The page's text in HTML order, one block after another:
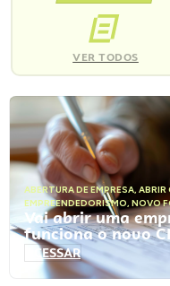
VER TODOS
ABERTURA DE EMPRESA, ABRIR
EMPREENDEDORISMO, NOVO
Vai abrir uma
funciona o novo
ACESSAR